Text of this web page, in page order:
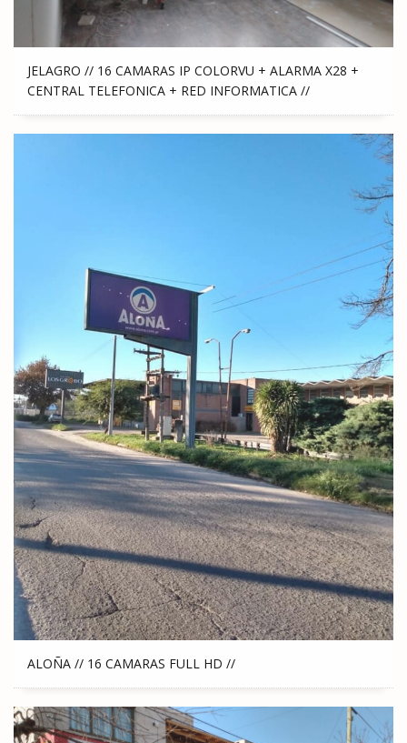
JELAGRO // 16 CAMARAS IP COLORVU + ALARMA X28 +
CENTRAL TELEFONICA + RED INFORMATICA //
ALOÑA // 16 CAMARAS FULL HD //